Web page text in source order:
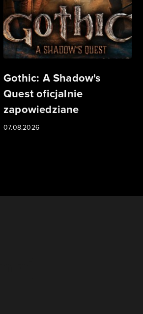
Gothic: A Shadow's
Quest oficjalnie
zapowiedziane
07.08.2026